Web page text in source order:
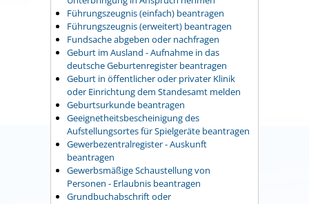
Führungszeugnis (einfach) beantragen
Führungszeugnis (erweitert) beantragen
Fundsache abgeben oder nachfragen
Geburt im Ausland - Aufnahme in das
deutsche Geburtenregister beantragen
Geburt in öffentlicher oder privater Klinik
oder Einrichtung dem Standesamt melden
Geburtsurkunde beantragen
Geeignetheitsbescheinigung des
Aufstellungsortes für Spielgeräte beantragen
Gewerbezentralregister - Auskunft
beantragen
Gewerbsmäßige Schaustellung von
Personen - Erlaubnis beantragen
Grundbuchabschrift oder